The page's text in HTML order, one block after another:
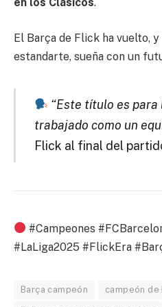
en los Clásicos.
El Barça de Flick ha vuelto,
estandarte, sueña con un
“Este título es para
trabajado como un
Flick al final del
#Campeones
#LaLiga2025 #FlickEra
Barça campeón campeón de